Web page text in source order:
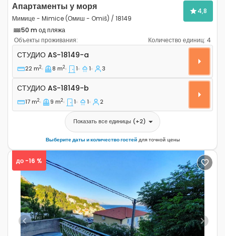
Апартаменты у моря
Мимице - Mimice (Омиш - Omiš) / 18149
4,8
50 m од пляжа
Объекты проживания:
Количество единиц: 4
Студио-апартаменты Мимице - Mimice, Омиш - Omiš
СТУДИО AS-18149-a
22 m2 8 m2 1 1 3
Студио AS-18149-b
СТУДИО AS-18149-b
17 m2 9 m2 1 1 2
Показать все единицы (+2)
Выберите даты и количество гостейдля точной цены
Previous Next
до -16 %